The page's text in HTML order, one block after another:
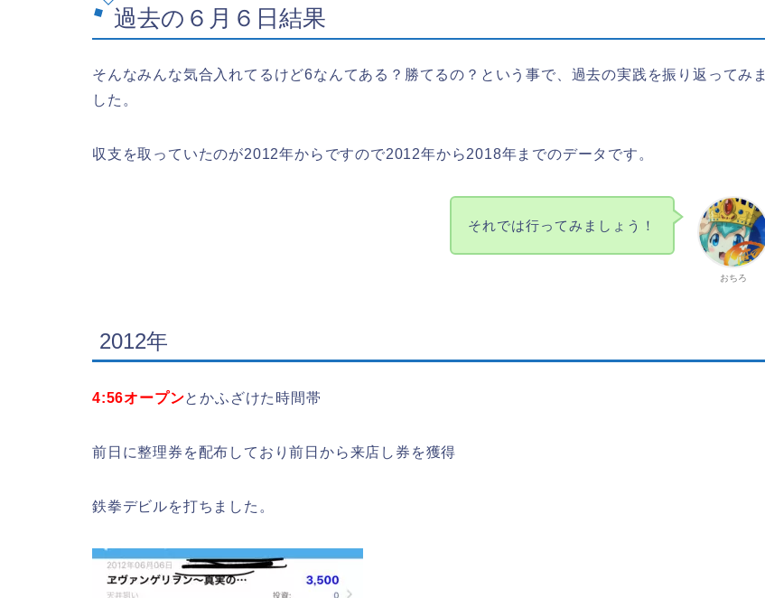
過去の６月６日結果
そんなみんな気合入れてるけど6なんてある？勝てるの？という事で、過去の実践を振り返ってみま
した。
収支を取っていたのが2012年からですので2012年から2018年までのデータです。
おちろ
それでは行ってみましょう！
2012年
4:56オープンとかふざけた時間帯
前日に整理券を配布しており前日から来店し券を獲得
鉄拳デビルを打ちました。